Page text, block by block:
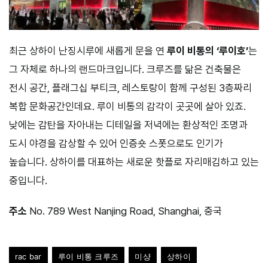
최근 상하이 난징시루에 새롭게 문을 연 루이 비통의 ‘루이호’는
그 자체로 하나의 랜드마크입니다. 크루즈를 닮은 건축물은
전시 공간, 플래그십 부티크, 레스토랑이 함께 구성된 3층짜리
복합 문화공간인데요. 루이 비통의 감각이 곳곳에 살아 있죠.
낮에는 감탄을 자아내는 디테일을 저녁에는 환상적인 조명과
도시 야경을 감상할 수 있어 인증숏 스폿으로도 인기가
높습니다. 상하이를 대표하는 새로운 핫플로 자리매김하고 있는
중입니다.
주소 No. 789 West Nanjing Road, Shanghai, 중국
rac bar 루이 비통 크루즈 미샹 상하이